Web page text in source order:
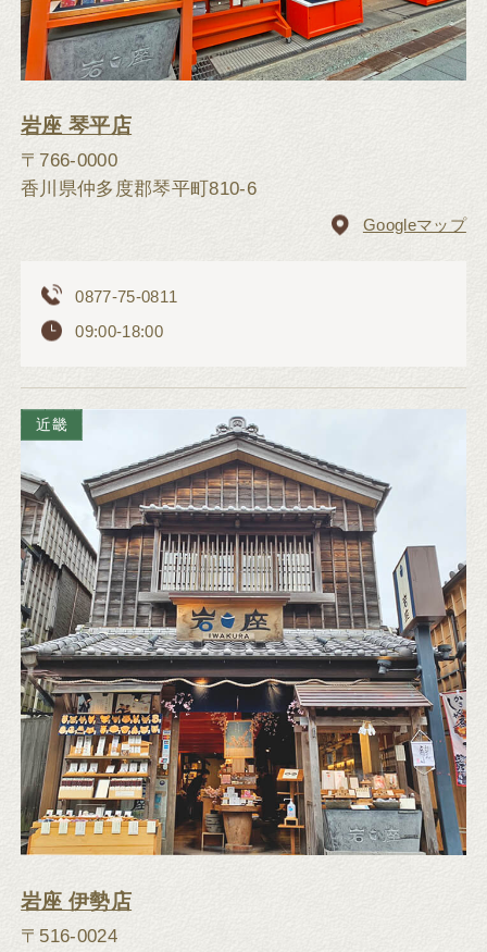
岩座 琴平店
〒766-0000
香川県仲多度郡琴平町810-6
Googleマップ
0877-75-0811
09:00-18:00
近畿
岩座 伊勢店
〒516-0024